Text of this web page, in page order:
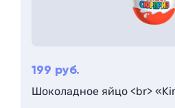
199 руб.
Шоколадное яйцо <br>